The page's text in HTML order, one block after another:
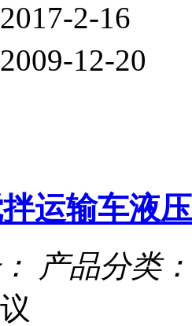
2-16
12-20
运输车液
产品分类